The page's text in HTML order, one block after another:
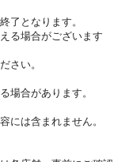
了となります。
る場合がございます
さい。
場合があります。
には含まれません。